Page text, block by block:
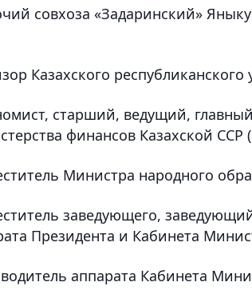
совхоза «Задаринский»
Казахского
старший, ведущий,
финансов Казахской ССР
Министра народного
заведующего,
Президента и Кабинета
аппарата Кабинета